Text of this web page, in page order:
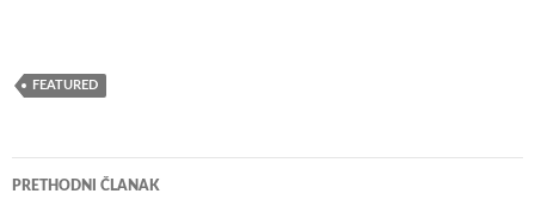
FEATURED
Navigacija
PRETHODNI ČLANAK